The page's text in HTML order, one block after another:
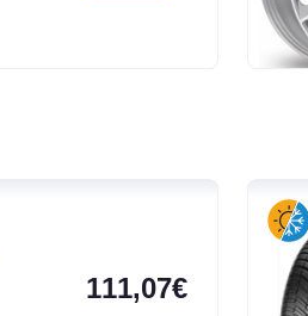
111,07€